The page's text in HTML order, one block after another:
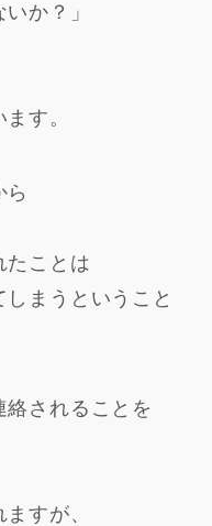
か？」
す。
ら
たことは
まうということ
絡されることを
すが、